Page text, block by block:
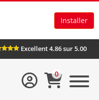
Installer
Excellent 4.86 sur 5.00
0